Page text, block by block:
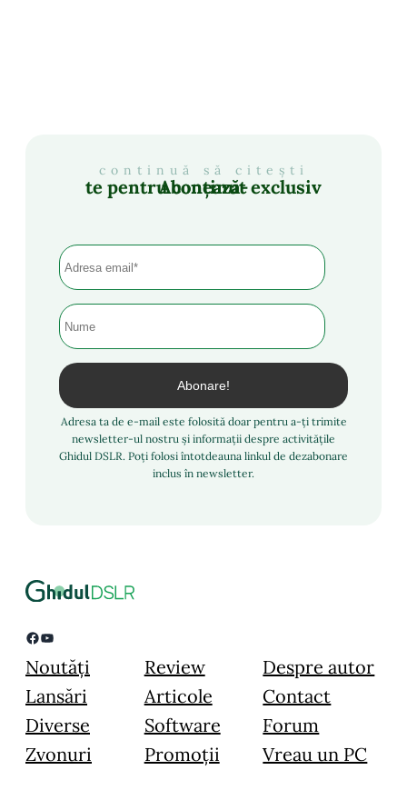
continuă să citești
Abonează-te pentru conținut exclusiv
Adresa ta de e-mail este folosită doar pentru a-ți trimite
newsletter-ul nostru și informații despre activitățile
Ghidul DSLR. Poți folosi întotdeauna linkul de dezabonare
inclus în newsletter.
Facebook YouTube
Noutăți
Lansări
Diverse
Zvonuri
Review
Articole
Software
Promoții
Despre autor
Contact
Forum
Vreau un PC